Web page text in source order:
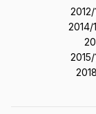
2014/